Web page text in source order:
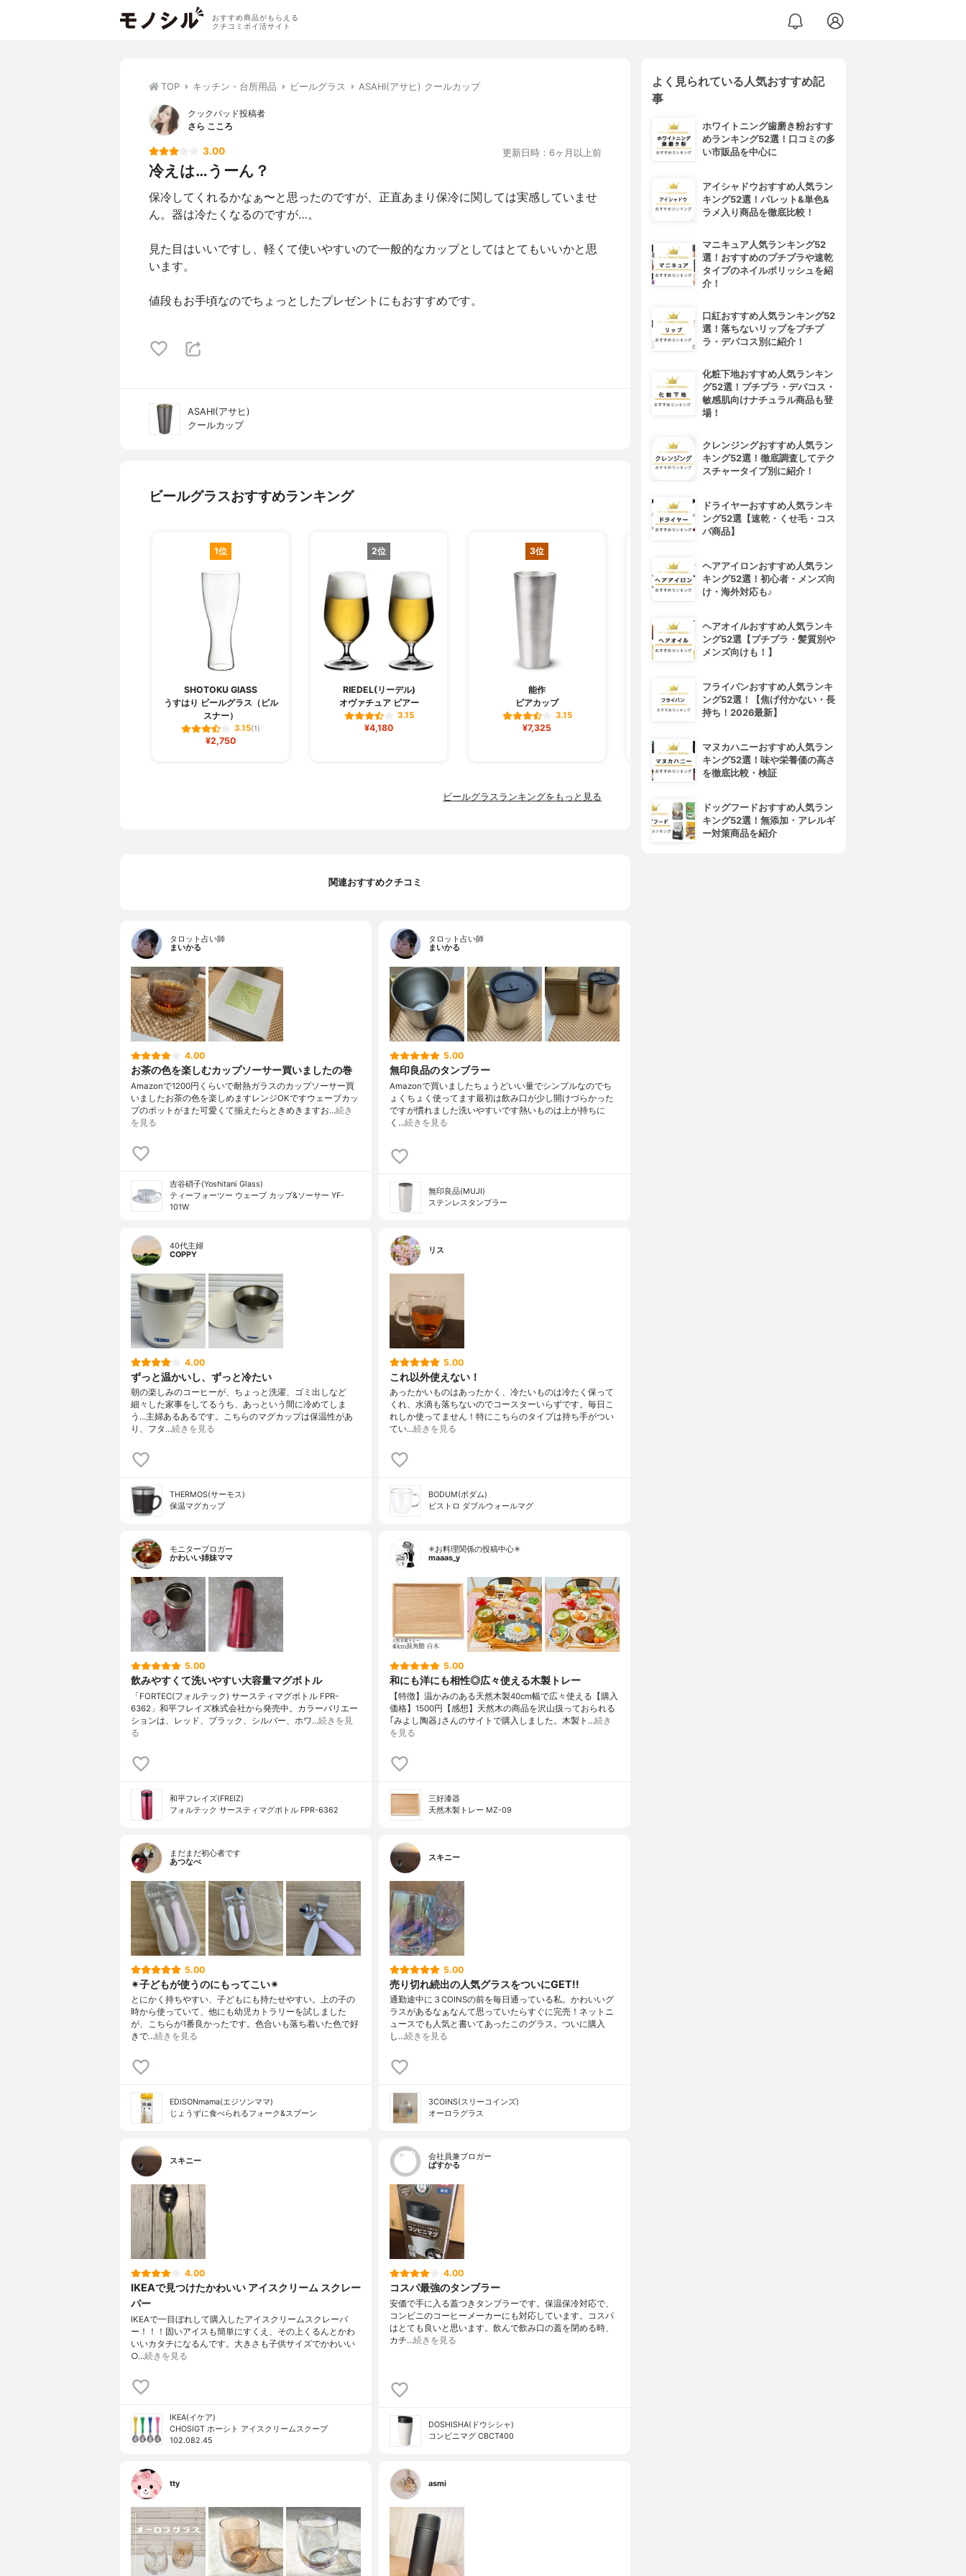
おすすめ商品がもらえる
クチコミポイ活サイト
TOP キッチン・台所用品 ビールグラス ASAHI(アサヒ) クールカップ
クックパッド投稿者
さら こころ
3.00 更新日時：6ヶ月以上前
冷えは…うーん？
保冷してくれるかなぁ〜と思ったのですが、正直あまり保冷に関しては実感していませ
ん。器は冷たくなるのですが…。
見た目はいいですし、軽くて使いやすいので一般的なカップとしてはとてもいいかと思
います。
値段もお手頃なのでちょっとしたプレゼントにもおすすめです。
ASAHI(アサヒ)
クールカップ
ビールグラスおすすめランキング
1位
SHOTOKU GlASS
うすはり ビールグラス（ピル
スナー）
3.15(1)
¥2,750
2位
RIEDEL(リーデル)
オヴァチュア ビアー
3.15
¥4,180
3位
能作
ビアカップ
3.15
¥7,325
HARIO(ハリオ)
ツインビア グラス
3.15
ADERIA(アデリア)
薄吹き ビアグラス
ビールグラスランキングをもっと見る
関連おすすめクチコミ
タロット占い師
まいかる
4.00
お茶の色を楽しむカップソーサー買いましたの巻
Amazonで1200円くらいで耐熱ガラスのカップソーサー買
いましたお茶の色を楽しめますレンジOKですウェーブカッ
プのポットがまた可愛くて揃えたらときめきますお…続き
を見る
吉谷硝子(Yoshitani Glass)
ティーフォーツー ウェーブ カップ&ソーサー YF-
101W
タロット占い師
まいかる
5.00
無印良品のタンブラー
Amazonで買いましたちょうどいい量でシンプルなのでち
ょくちょく使ってます最初は飲み口が少し開けづらかった
ですが慣れました洗いやすいです熱いものは上が持ちに
く…続きを見る
無印良品(MUJI)
ステンレスタンブラー
40代主婦
COPPY
4.00
ずっと温かいし、ずっと冷たい
朝の楽しみのコーヒーが、ちょっと洗濯、ゴミ出しなど
細々した家事をしてるうち、あっという間に冷めてしま
う…主婦あるあるです。こちらのマグカップは保温性があ
り、フタ…続きを見る
THERMOS(サーモス)
保温マグカップ
リス
5.00
これ以外使えない！
あったかいものはあったかく、冷たいものは冷たく保って
くれ、水滴も落ちないのでコースターいらずです。毎日こ
れしか使ってません！特にこちらのタイプは持ち手がつい
てい…続きを見る
BODUM(ボダム)
ビストロ ダブルウォールマグ
モニターブロガー
かわいい姉妹ママ
5.00
飲みやすくて洗いやすい大容量マグボトル
「FORTEC(フォルテック) サースティマグボトル FPR-
6362」和平フレイズ株式会社から発売中。カラーバリエー
ションは、レッド、ブラック、シルバー、ホワ…続きを見
る
和平フレイズ(FREIZ)
フォルテック サースティマグボトル FPR-6362
✳お料理関係の投稿中心✳
maaas_y
5.00
和にも洋にも相性◎広々使える木製トレー
【特徴】温かみのある天然木製40cm幅で広々使える【購入
価格】1500円【感想】天然木の商品を沢山扱っておられる
｢みよし陶器｣さんのサイトで購入しました。木製ト…続き
を見る
三好漆器
天然木製トレー MZ-09
まだまだ初心者です
あつなべ
5.00
✴︎子どもが使うのにもってこい✴︎
とにかく持ちやすい、子どもにも持たせやすい。上の子の
時から使っていて、他にも幼児カトラリーを試しました
が、こちらが1番良かったです。色合いも落ち着いた色で好
きで…続きを見る
EDISONmama(エジソンママ)
じょうずに食べられるフォーク&スプーン
スキニー
5.00
売り切れ続出の人気グラスをついにGET!!
通勤途中に３COINSの前を毎日通っている私。かわいいグ
ラスがあるなぁなんて思っていたらすぐに完売！ネットニ
ュースでも人気と書いてあったこのグラス。ついに購入
し…続きを見る
3COINS(スリーコインズ)
オーロラグラス
スキニー
4.00
IKEAで見つけたかわいい アイスクリーム スクレー
パー
IKEAで一目ぼれして購入したアイスクリームスクレーパ
ー！！！固いアイスも簡単にすくえ、その上くるんとかわ
いいカタチになるんです。大きさも子供サイズでかわいい
○…続きを見る
IKEA(イケア)
CHOSIGT ホーシト アイスクリームスクープ
102.082.45
会社員兼ブロガー
ぱすかる
4.00
コスパ最強のタンブラー
安価で手に入る蓋つきタンブラーです。保温保冷対応で、
コンビニのコーヒーメーカーにも対応しています。コスパ
はとても良いと思います。飲んで飲み口の蓋を閉める時、
カチ…続きを見る
DOSHISHA(ドウシシャ)
コンビニマグ CBCT400
tty asmi
よく見られている人気おすすめ記
事
ホワイトニング歯磨き粉おすす
めランキング52選！口コミの多
い市販品を中心に
アイシャドウおすすめ人気ラン
キング52選！パレット&単色&
ラメ入り商品を徹底比較！
マニキュア人気ランキング52
選！おすすめのプチプラや速乾
タイプのネイルポリッシュを紹
介！
口紅おすすめ人気ランキング52
選！落ちないリップをプチプ
ラ・デパコス別に紹介！
化粧下地おすすめ人気ランキン
グ52選！プチプラ・デパコス・
敏感肌向けナチュラル商品も登
場！
クレンジングおすすめ人気ラン
キング52選！徹底調査してテク
スチャータイプ別に紹介！
ドライヤーおすすめ人気ランキ
ング52選【速乾・くせ毛・コス
パ商品】
ヘアアイロンおすすめ人気ラン
キング52選！初心者・メンズ向
け・海外対応も♪
ヘアオイルおすすめ人気ランキ
ング52選【プチプラ・髪質別や
メンズ向けも！】
フライパンおすすめ人気ランキ
ング52選！【焦げ付かない・長
持ち！2026最新】
マヌカハニーおすすめ人気ラン
キング52選！味や栄養価の高さ
を徹底比較・検証
ドッグフードおすすめ人気ラン
キング52選！無添加・アレルギ
ー対策商品を紹介